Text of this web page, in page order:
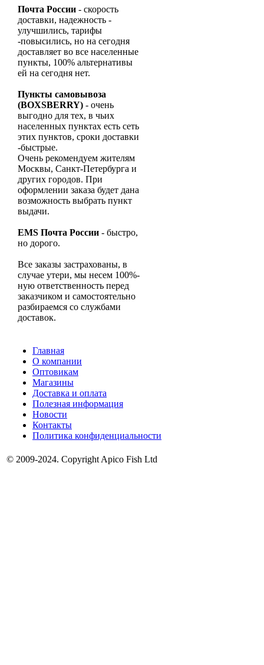
Почта России - скорость
доставки, надежность -
улучшились, тарифы
-повысились, но на сегодня
доставляет во все населенные
пункты, 100% альтернативы
ей на сегодня нет.
Пункты самовывоза
(BOXSBERRY) - очень
выгодно для тех, в чьих
населенных пунктах есть сеть
этих пунктов, сроки доставки
-быстрые.
Очень рекомендуем жителям
Москвы, Санкт-Петербурга и
других городов. При
оформлении заказа будет дана
возможность выбрать пункт
выдачи.
ЕМS Почта России - быстро,
но дорого.
Все заказы застрахованы, в
случае утери, мы несем 100%-
ную ответственность перед
заказчиком и самостоятельно
разбираемся со службами
доставок.
Главная
О компании
Оптовикам
Магазины
Доставка и оплата
Полезная информация
Новости
Контакты
Политика конфиденциальности
© 2009-2024. Copyright Apico Fish Ltd